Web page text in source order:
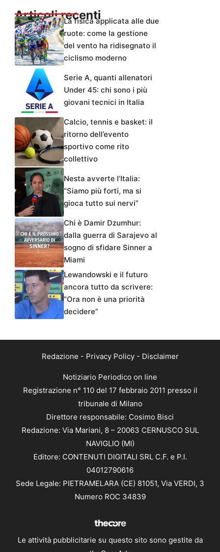
Articoli recentiLa fisica applicata alle due
ruote: come la gestione
del vento ha ridisegnato il
ciclismo moderno
Serie A, quanti allenatori
Under 45: chi sono i più
giovani tecnici in Italia
Calcio, tennis e basket: il
ritorno dell’evento
sportivo come rito
collettivo
Nesta avverte l’Italia:
“Siamo più forti, ma si
gioca tutto sui nervi”
Chi è Damir Dzumhur:
dalla guerra di Sarajevo al
sogno di sfidare Sinner a
Miami
Lewandowski e il futuro
ancora tutto da scrivere:
“Ora non è una priorità
decidere”
Redazione - Privacy Policy- Disclaimer
Notiziario Periodico on line
Registrazione n° 110 del 17 febbraio 2011 presso il
tribunale di Milano
Direttore responsabile: Cosimo Bisci
Redazione: Via Mariani, 8 – 20063 CERNUSCO SUL
NAVIGLIO (MI)
Editore: CONTENUTI DIGITALI SRL C.F. e P.I.
04012790616
Sede Legale: PIETRAMELARA (CE) 81051, Via VERDI, 3
Numero ROC 34839
Le attività pubblicitarie su questo sito sono gestite da